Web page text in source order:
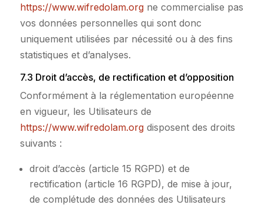
https://www.wifredolam.orgne commercialise pas
vos données personnelles qui sont donc
uniquement utilisées par nécessité ou à des fins
statistiques et d’analyses.
7.3 Droit d’accès, de rectification et d’opposition
Conformément à la réglementation européenne
en vigueur, les Utilisateurs de
https://www.wifredolam.orgdisposent des droits
suivants :
droit d’accès (article 15 RGPD) et de
rectification (article 16 RGPD), de mise à jour,
de complétude des données des Utilisateurs